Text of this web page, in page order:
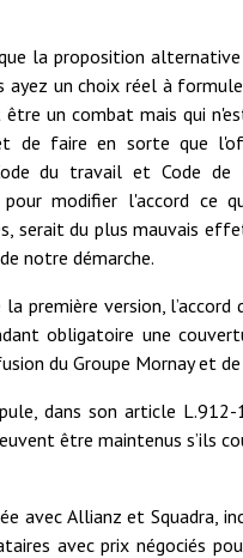
la proposition
un choix réel à
un combat mais qui
de faire en sorte que
du travail et Code de
modifier l'accord ce
serait du plus mauvais
notre démarche.
première version,
obligatoire une
du Groupe Mornay et
dans son article
être maintenus s’ils
avec Allianz et Squadra,
avec prix négociés